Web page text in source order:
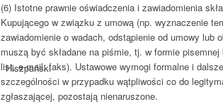
Hiszpański
(6) Istotne prawnie oświadczenia i zawiadomienia
Kupującego w związku z umową (np. wyznaczenie
zawiadomienie o wadach, odstąpienie od umowy lub
muszą być składane na piśmie, tj. w formie
list, e-mail, faks). Ustawowe wymogi formalne i
szczególności w przypadku wątpliwości co do
zgłaszającej, pozostają nienaruszone.